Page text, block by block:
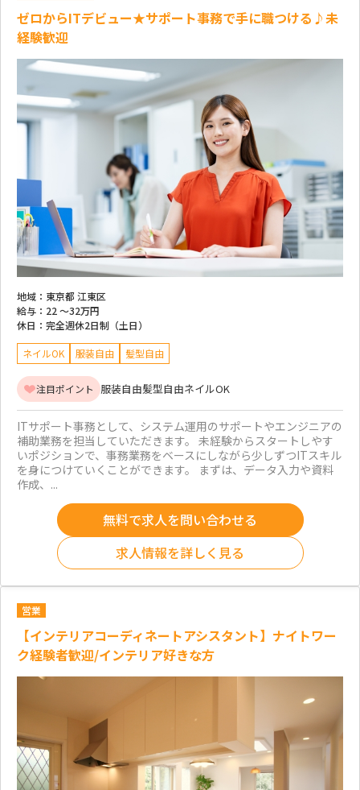
ゼロからITデビュー★サポート事務で手に職つける♪未
経験歓迎
地域： 東京都 江東区
給与： 22 ～32万円
休日： 完全週休2日制（土日）
ネイルOK 服装自由 髪型自由
注目ポイント 服装自由髪型自由ネイルOK
ITサポート事務として、システム運用のサポートやエンジニアの
補助業務を担当していただきます。 未経験からスタートしやす
いポジションで、事務業務をベースにしながら少しずつITスキル
を身につけていくことができます。 まずは、データ入力や資料
作成、...
無料で求人を問い合わせる
求人情報を詳しく見る
営業
【インテリアコーディネートアシスタント】ナイトワー
ク経験者歓迎/インテリア好きな方